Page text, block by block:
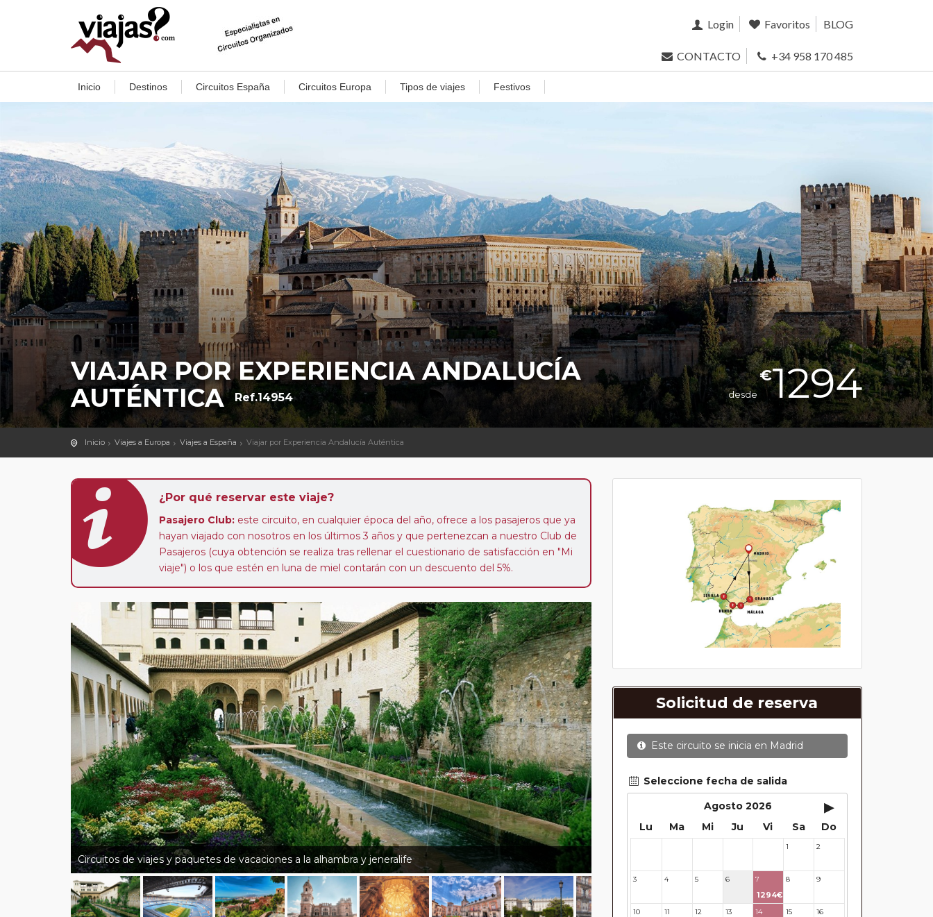
Login Favoritos BLOG
CONTACTO +34 958 170 485
Inicio Destinos Circuitos España Circuitos Europa Tipos de viajes Festivos
VIAJAR POR EXPERIENCIA ANDALUCÍA
AUTÉNTICA
Ref.14954 desde
€1294
Inicio Viajes a Europa Viajes a España Viajar por Experiencia Andalucía Auténtica
¿Por qué reservar este viaje?
Pasajero Club: este circuito, en cualquier época del año, ofrece a los pasajeros que ya
hayan viajado con nosotros en los últimos 3 años y que pertenezcan a nuestro Club de
Pasajeros (cuya obtención se realiza tras rellenar el cuestionario de satisfacción en "Mi
viaje") o los que estén en luna de miel contarán con un descuento del 5%.
Circuitos de viajes y paquetes de vacaciones a la alhambra y jeneralife
Solicitud de reserva
Este circuito se inicia en Madrid
Seleccione fecha de salida
Agosto 2026
▸
Lu Ma Mi Ju Vi Sa Do
1 2
3 4 5 6 7
1294€
8 9
10 11 12 13 14 15 16